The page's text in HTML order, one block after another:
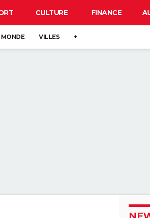
CULTURE FINANCE
MONDE VILLES +